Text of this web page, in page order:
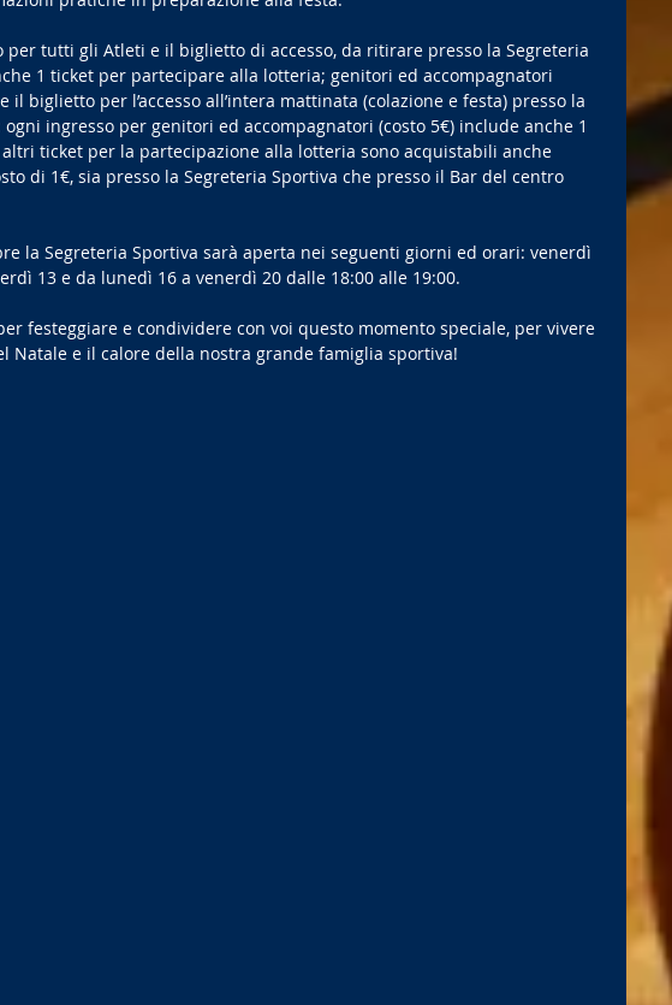
per tutti gli Atleti e il biglietto di accesso, da ritirare presso la Segreteria
1 ticket per partecipare alla lotteria; genitori ed accompagnatori
il biglietto per l’accesso all’intera mattinata (colazione e festa) presso la
ingresso per genitori ed accompagnatori (costo 5€) include anche 1
ticket per la partecipazione alla lotteria sono acquistabili anche
di 1€, sia presso la Segreteria Sportiva che presso il Bar del centro
la Segreteria Sportiva sarà aperta nei seguenti giorni ed orari: venerdì
13 e da lunedì 16 a venerdì 20 dalle 18:00 alle 19:00.
festeggiare e condividere con voi questo momento speciale, per vivere
Natale e il calore della nostra grande famiglia sportiva!